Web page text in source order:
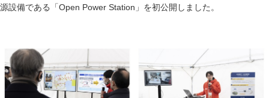
源設備である「Open Power Station」を初公開しました。